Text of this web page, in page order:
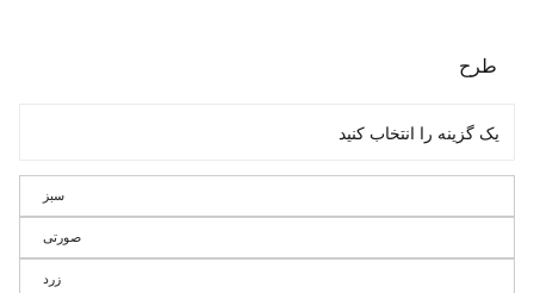
طرح
سبز
صورتی
زرد